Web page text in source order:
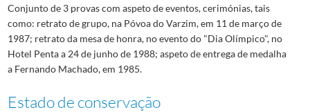
Conjunto de 3 provas com aspeto de eventos, cerimónias, tais
como: retrato de grupo, na Póvoa do Varzim, em 11 de março de
1987; retrato da mesa de honra, no evento do "Dia Olímpico", no
Hotel Penta a 24 de junho de 1988; aspeto de entrega de medalha
a Fernando Machado, em 1985.
Estado de conservação